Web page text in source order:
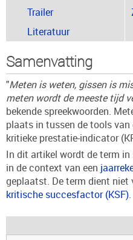
Trailer
Literatuur
Samenvatting
"Meten is weten, gissen is
meten wordt de meeste tijd
bekende spreekwoorden.
plaats in tussen de tools van
kritieke prestatie-indicator
In dit artikel wordt de term
in de context van een
geplaatst. De term dient niet
kritische succesfactor (KSF).